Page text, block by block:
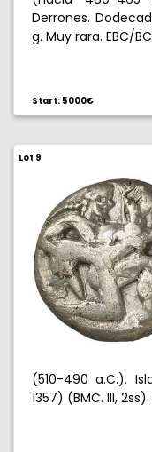
Derrones.
g. Muy rara. EBC/
Start: 5000€
Lot 9
(510-490 a.C.).
1357) (BMC. III,